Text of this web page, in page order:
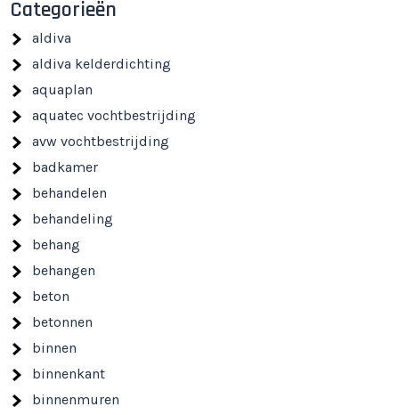
Categorieën
aldiva
aldiva kelderdichting
aquaplan
aquatec vochtbestrijding
avw vochtbestrijding
badkamer
behandelen
behandeling
behang
behangen
beton
betonnen
binnen
binnenkant
binnenmuren